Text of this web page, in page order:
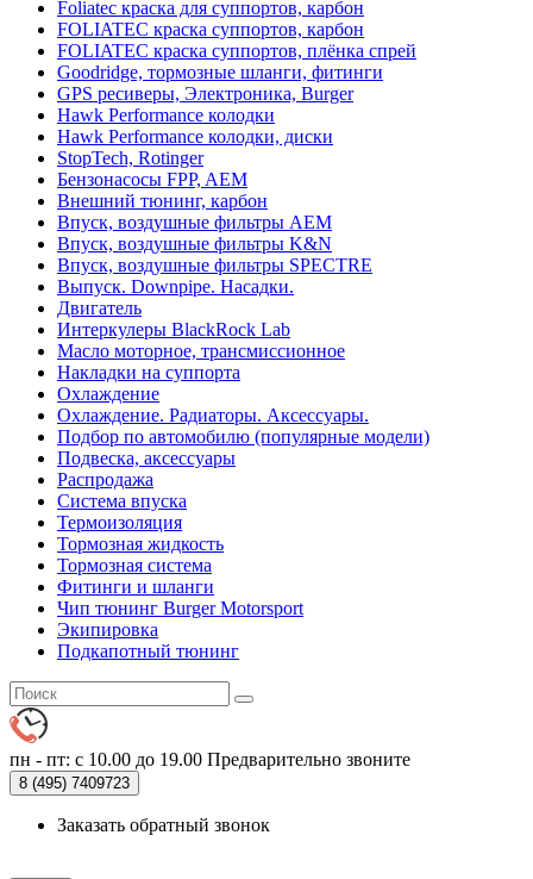
Foliatec краска для суппортов, карбон
FOLIATEC краска суппортов, карбон
FOLIATEC краска суппортов, плёнка спрей
Goodridge, тормозные шланги, фитинги
GPS ресиверы, Электроника, Burger
Hawk Performance колодки
Hawk Performance колодки, диски
StopTech, Rotinger
Бензонасосы FPP, AEM
Внешний тюнинг, карбон
Впуск, воздушные фильтры AEM
Впуск, воздушные фильтры K&N
Впуск, воздушные фильтры SPECTRE
Выпуск. Downpipe. Насадки.
Двигатель
Интеркулеры BlackRock Lab
Масло моторное, трансмиссионное
Накладки на суппорта
Охлаждение
Охлаждение. Радиаторы. Аксессуары.
Подбор по автомобилю (популярные модели)
Подвеска, аксессуары
Распродажа
Система впуска
Термоизоляция
Тормозная жидкость
Тормозная система
Фитинги и шланги
Чип тюнинг Burger Motorsport
Экипировка
Подкапотный тюнинг
пн - пт: с 10.00 до 19.00 Предварительно звоните
8 (495) 7409723
Заказать обратный звонок